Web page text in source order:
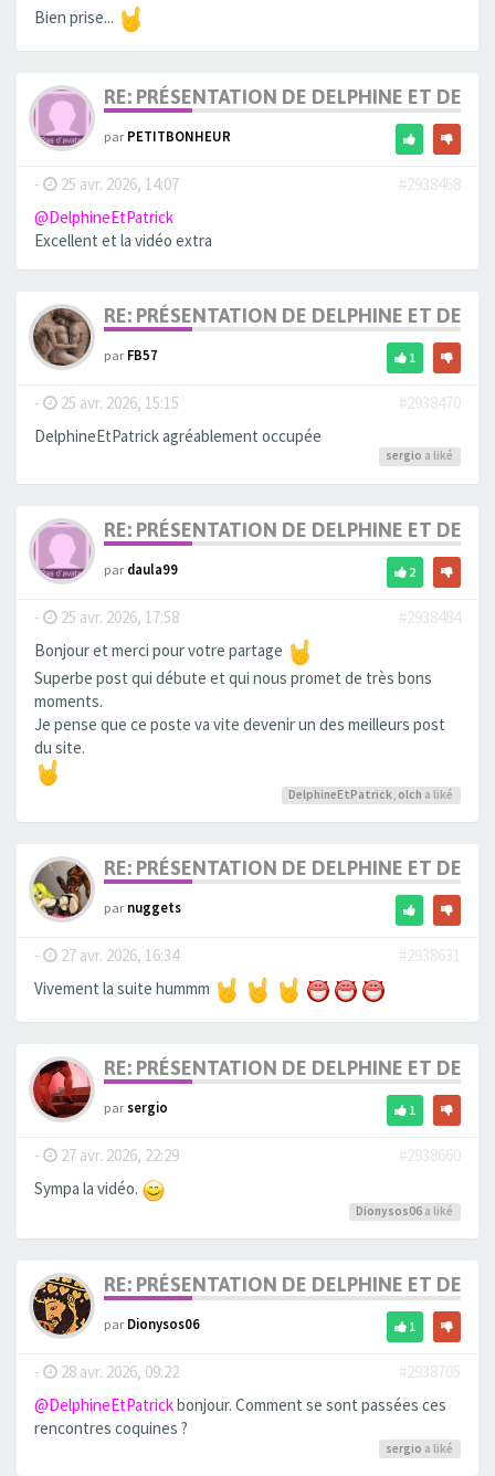
Bien prise...
RE: PRÉSENTATION DE DELPHINE ET DE
parPETITBONHEUR
- 25 avr. 2026, 14:07
#2938468
@DelphineEtPatrick
Excellent et la vidéo extra
RE: PRÉSENTATION DE DELPHINE ET DE
parFB57 1
- 25 avr. 2026, 15:15
#2938470
DelphineEtPatrick agréablement occupée
sergio a liké
RE: PRÉSENTATION DE DELPHINE ET DE
pardaula99 2
- 25 avr. 2026, 17:58
#2938484
Bonjour et merci pour votre partage
Superbe post qui débute et qui nous promet de très bons
moments.
Je pense que ce poste va vite devenir un des meilleurs post
du site.
DelphineEtPatrick, olch a liké
RE: PRÉSENTATION DE DELPHINE ET DE
parnuggets
- 27 avr. 2026, 16:34
#2938631
Vivement la suite hummm
RE: PRÉSENTATION DE DELPHINE ET DE
parsergio 1
- 27 avr. 2026, 22:29
#2938660
Sympa la vidéo.
Dionysos06 a liké
RE: PRÉSENTATION DE DELPHINE ET DE
parDionysos06 1
- 28 avr. 2026, 09:22
#2938705
@DelphineEtPatrickbonjour. Comment se sont passées ces
rencontres coquines ?
sergio a liké